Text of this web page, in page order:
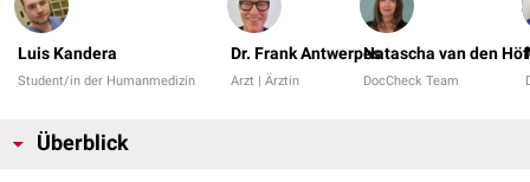
Luis Kandera
Student/in der Humanmedizin
Dr. Frank Antwerpes
Arzt | Ärztin
Natascha van den
DocCheck Team
Überblick